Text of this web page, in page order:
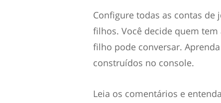
Configure todas as contas de
filhos. Você decide quem
filho pode conversar.
construídos no console.
Leia os comentários e